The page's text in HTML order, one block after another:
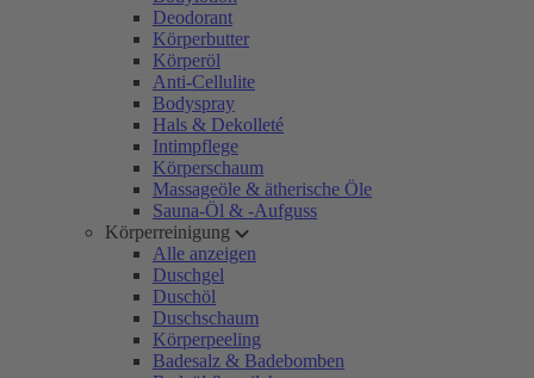
Deodorant
Körperbutter
Körperöl
Anti-Cellulite
Bodyspray
Hals & Dekolleté
Intimpflege
Körperschaum
Massageöle & ätherische Öle
Sauna-Öl & -Aufguss
Körperreinigung
Alle anzeigen
Duschgel
Duschöl
Duschschaum
Körperpeeling
Badesalz & Badebomben